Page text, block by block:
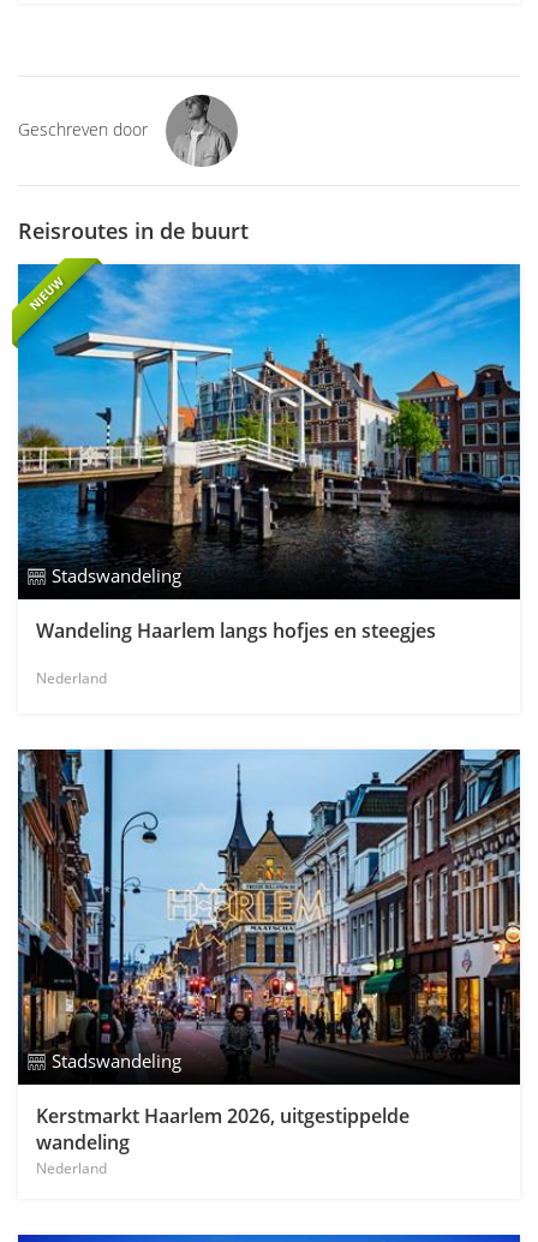
Geschreven door
Reisroutes in de buurt
NIEUW
Stadswandeling
Wandeling Haarlem langs hofjes en steegjes
Nederland
Stadswandeling
Kerstmarkt Haarlem 2026, uitgestippelde
wandeling
Nederland